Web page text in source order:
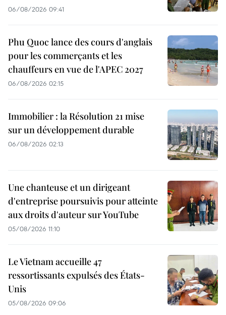
06/08/2026 09:41
Phu Quoc lance des cours d'anglais
pour les commerçants et les
chauffeurs en vue de l'APEC 2027
06/08/2026 02:15
Immobilier : la Résolution 21 mise
sur un développement durable
06/08/2026 02:13
Une chanteuse et un dirigeant
d'entreprise poursuivis pour atteinte
aux droits d'auteur sur YouTube
05/08/2026 11:10
Le Vietnam accueille 47
ressortissants expulsés des États-
Unis
05/08/2026 09:06